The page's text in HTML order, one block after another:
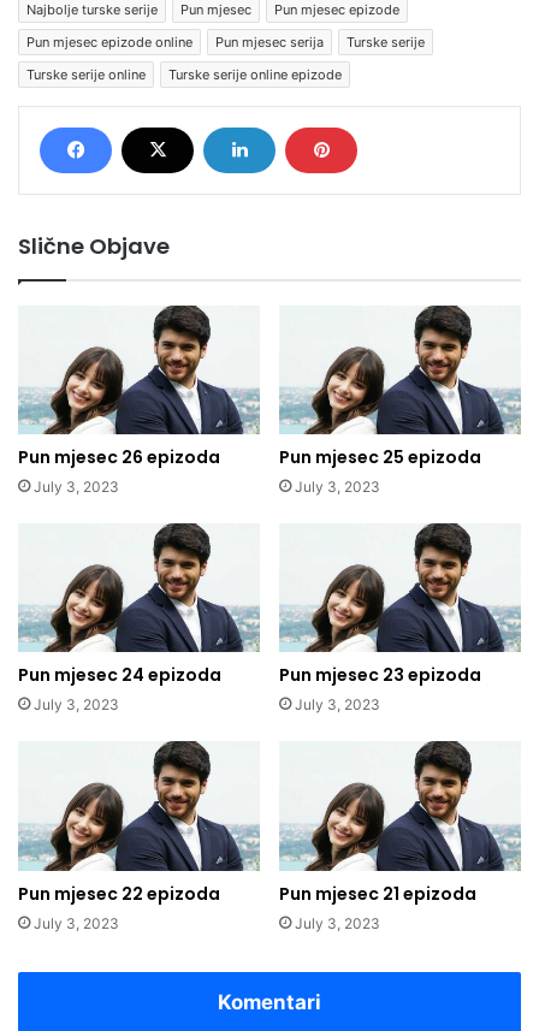
Najbolje turske serije
Pun mjesec
Pun mjesec epizode
Pun mjesec epizode online
Pun mjesec serija
Turske serije
Turske serije online
Turske serije online epizode
Slične Objave
Pun mjesec 26 epizoda
July 3, 2023
Pun mjesec 25 epizoda
July 3, 2023
Pun mjesec 24 epizoda
July 3, 2023
Pun mjesec 23 epizoda
July 3, 2023
Pun mjesec 22 epizoda
July 3, 2023
Pun mjesec 21 epizoda
July 3, 2023
Komentari